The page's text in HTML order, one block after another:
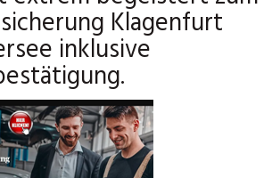
Klagenfurt
inklusive